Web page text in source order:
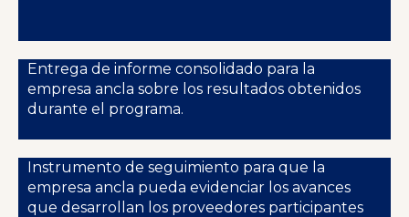
Entrega de informe consolidado para la
empresa ancla sobre los resultados obtenidos
durante el programa.
Instrumento de seguimiento para que la
empresa ancla pueda evidenciar los avances
que desarrollan los proveedores participantes